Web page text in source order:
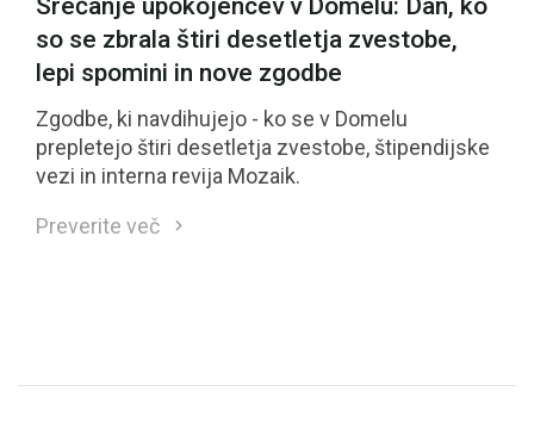
Srečanje upokojencev v Domelu: Dan, ko
so se zbrala štiri desetletja zvestobe,
lepi spomini in nove zgodbe
Zgodbe, ki navdihujejo - ko se v Domelu
prepletejo štiri desetletja zvestobe, štipendijske
vezi in interna revija Mozaik.
Preverite več